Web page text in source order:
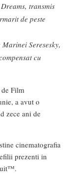
transmis
de peste
Seresesky,
cu
Film
a avut o
zece ani de
cinematografia
prezenti in